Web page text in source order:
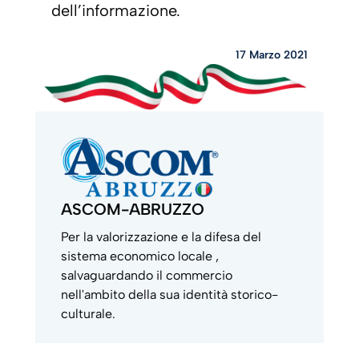
dell’informazione.
17 Marzo 2021
ASCOM-ABRUZZO
Per la valorizzazione e la difesa del
sistema economico locale ,
salvaguardando il commercio
nell'ambito della sua identità storico-
culturale.